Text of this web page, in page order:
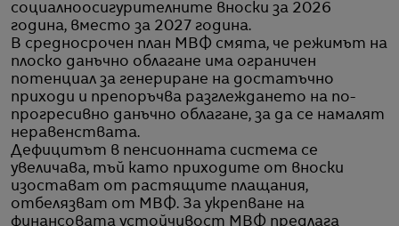
социалноосигурителните вноски за 2026
година, вместо за 2027 година.
В средносрочен план МВФ смята, че режимът на
плоско данъчно облагане има ограничен
потенциал за генериране на достатъчно
приходи и препоръчва разглеждането на по-
прогресивно данъчно облагане, за да се намалят
неравенствата.
Дефицитът в пенсионната система се
увеличава, тъй като приходите от вноски
изостават от растящите плащания,
отбелязват от МВФ. За укрепване на
финансовата устойчивост МВФ предлага